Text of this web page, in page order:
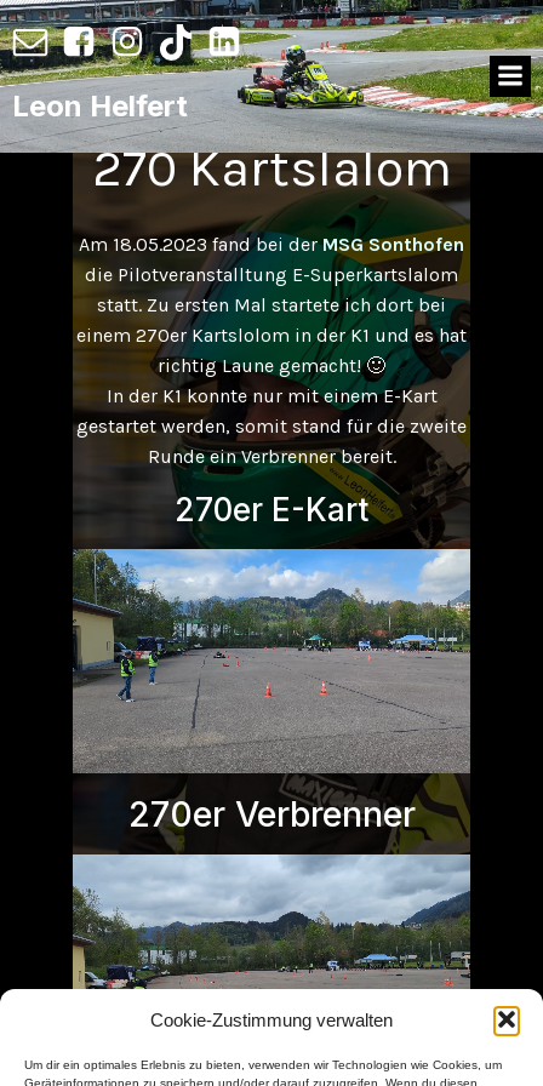
Cookie-Zustimmung verwalten
Um dir ein optimales Erlebnis zu bieten, verwenden wir Technologien wie Cookies, um
Geräteinformationen zu speichern und/oder darauf zuzugreifen. Wenn du diesen
Leon Helfert
270 Kartslalom
Am 18.05.2023 fand bei derMSG Sonthofen
die Pilotveranstalltung E-Superkartslalom
statt. Zu ersten Mal startete ich dort bei
einem 270er Kartslolom in der K1 und es hat
richtig Laune gemacht! 🙂
In der K1 konnte nur mit einem E-Kart
gestartet werden, somit stand für die zweite
Runde ein Verbrenner bereit.
270er E-Kart
270er Verbrenner